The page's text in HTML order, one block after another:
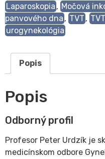
Laparoskopia , Močová
panvového dna , TVT ,
urogynekológia
Popis
Popis
Odborný profil
Profesor Peter Urdzík je
medicínskom odbore